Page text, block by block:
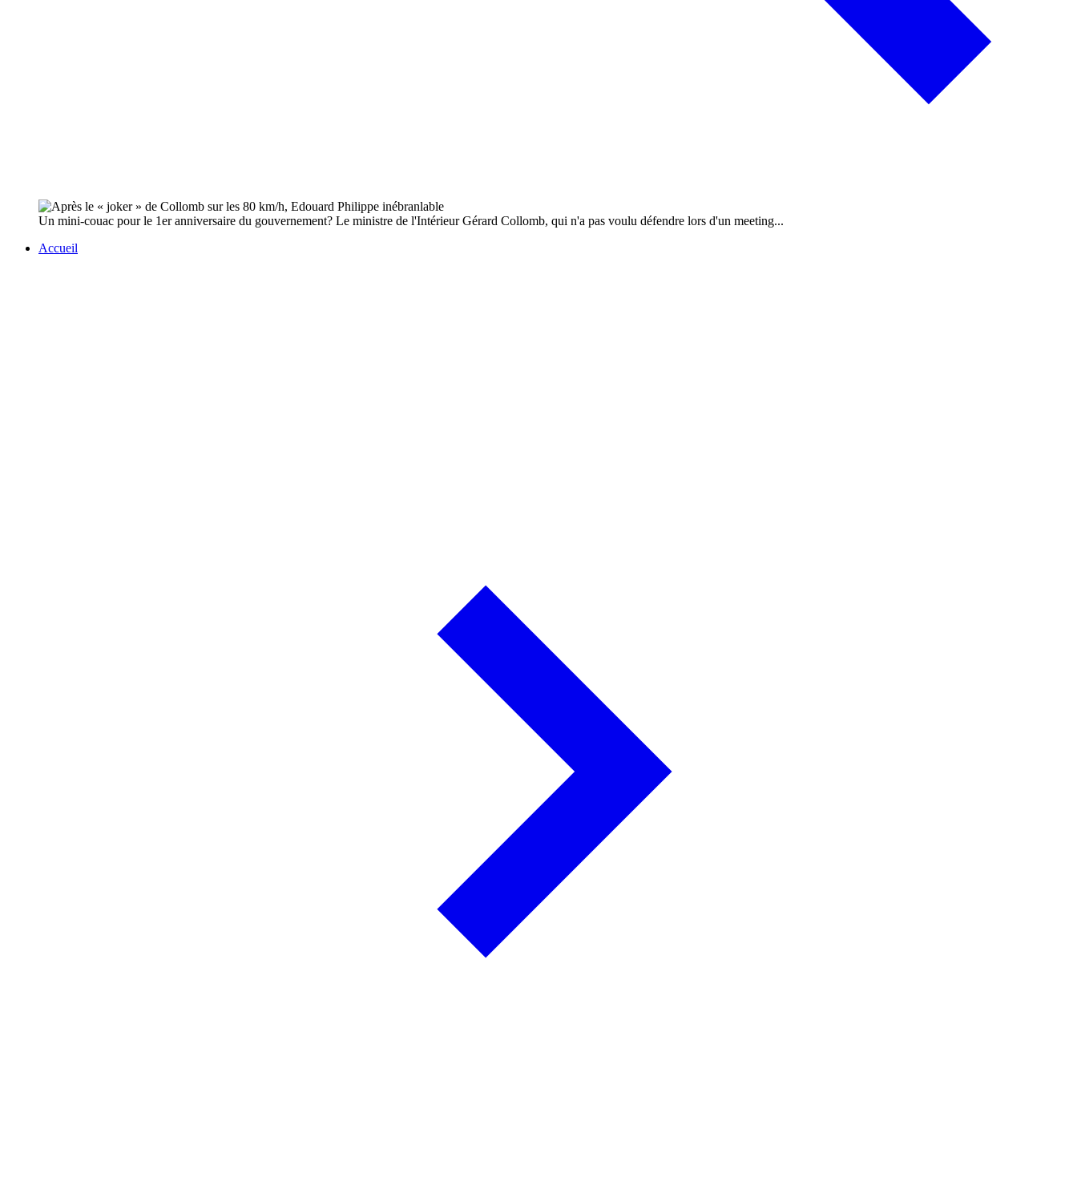
Un mini-couac pour le 1er anniversaire du gouvernement? Le ministre de l'Intérieur Gérard Collomb, qui n'a pas voulu défendre lors d'un meeting...
Accueil